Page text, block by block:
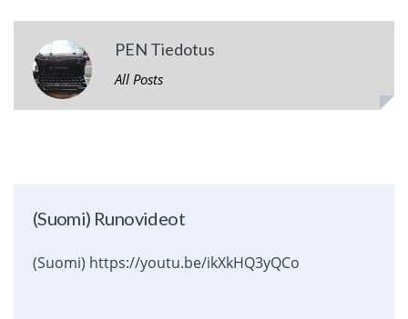
PEN Tiedotus
All Posts
(Suomi) Runovideot
(Suomi) https://youtu.be/ikXkHQ3yQCo